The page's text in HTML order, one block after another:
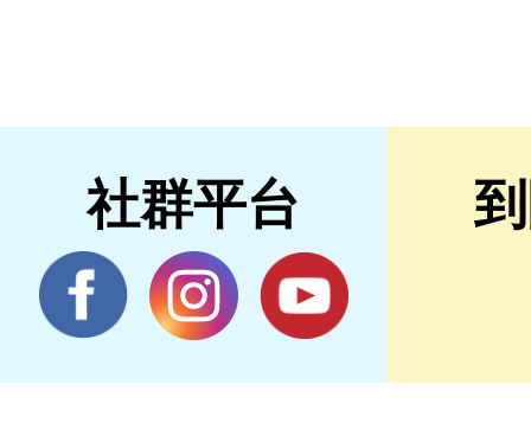
社群平台